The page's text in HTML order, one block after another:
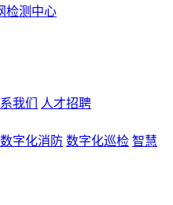
检测中心
我们
人才招聘
数字化消防 数字化巡检 智慧